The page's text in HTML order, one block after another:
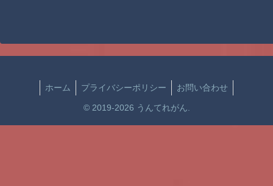
ホーム プライバシーポリシー お問い合わせ
© 2019-2026 うんてれがん.